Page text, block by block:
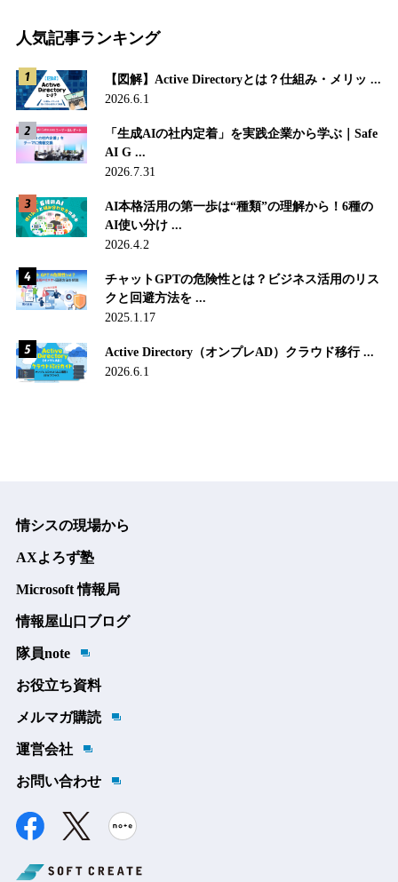
人気記事ランキング
【図解】Active Directoryとは？仕組み・メリッ ...
2026.6.1
「生成AIの社内定着」を実践企業から学ぶ｜Safe
AI G ...
2026.7.31
AI本格活用の第一歩は“種類”の理解から！6種の
AI使い分け ...
2026.4.2
チャットGPTの危険性とは？ビジネス活用のリス
クと回避方法を ...
2025.1.17
Active Directory（オンプレAD）クラウド移行 ...
2026.6.1
情シスの現場から
AXよろず塾
Microsoft 情報局
情報屋山口ブログ
隊員note
お役立ち資料
メルマガ購読
運営会社
お問い合わせ